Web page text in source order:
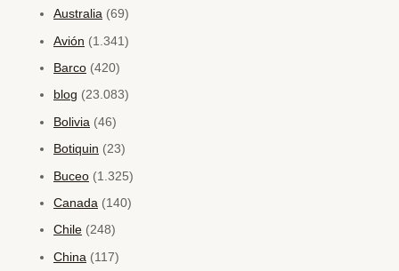
Australia (69)
Avión (1.341)
Barco (420)
blog (23.083)
Bolivia (46)
Botiquin (23)
Buceo (1.325)
Canada (140)
Chile (248)
China (117)